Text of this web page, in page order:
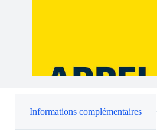
Informations complémentaires